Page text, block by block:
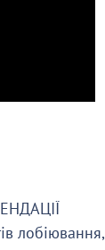
лобіювання,